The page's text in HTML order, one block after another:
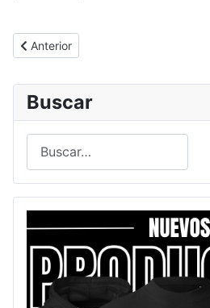
Artículo anterior: 171 grumetes
Anterior
Buscar